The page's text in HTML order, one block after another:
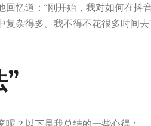
忆道：“刚开始，我对如何在抖
杂得多。我不得不花很多时间